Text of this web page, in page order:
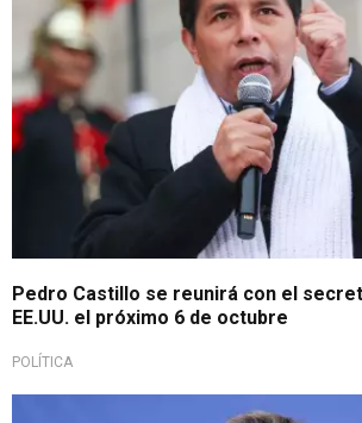
Pedro Castillo se reunirá con el
EE.UU. el próximo 6 de octubre
POLÍTICA